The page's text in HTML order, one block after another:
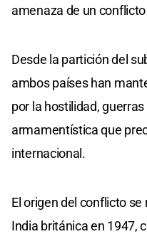
amenaza de un
Desde la partición del
ambos países han
por la hostilidad,
armamentística que
internacional.
El origen del conflicto
India británica en 1947,